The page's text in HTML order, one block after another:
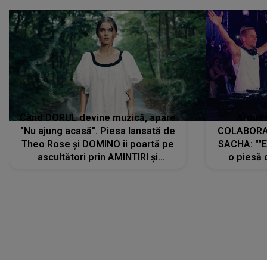
Când DORUL devine muzică, apare
"Nu ajung acasă". Piesa lansată de
Theo Rose și DOMINO îi poartă pe
ascultători prin AMINTIRI și
SACHA:
o piesă